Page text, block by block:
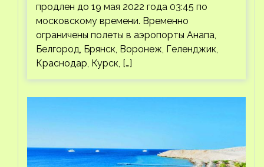
продлен до 19 мая 2022 года 03:45 по
московскому времени. Временно
ограничены полеты в аэропорты Анапа,
Белгород, Брянск, Воронеж, Геленджик,
Краснодар, Курск, […]